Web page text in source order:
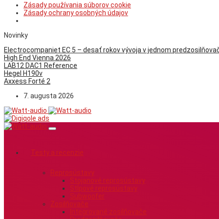
Zásady používania súborov cookie
Zásady ochrany osobných údajov
Novinky
Electrocompaniet EC 5 – desať rokov vývoja v jednom
High End Vienna 2026
LAB12 DAC1 Reference
Hegel H190v
Axxess Forté 2
7. augusta 2026
Testy a recenzie
Reprosústavy
Stojanové reprosústavy
Stĺpové reprosústavy
Subwoofer
Zosilňovače
Integrované zosilňovače